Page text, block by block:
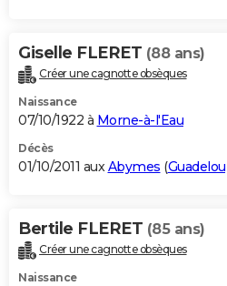
Giselle FLERET (88 ans)
Créer une cagnotte obsèques
Naissance
07/10/1922 à Morne-à-l'Eau
Décès
01/10/2011 auxAbymes (
Bertile FLERET (85 ans)
Créer une cagnotte obsèques
Naissance